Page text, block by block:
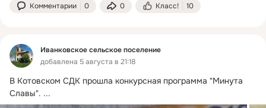
Комментарии 0 0 Класс! 10
Иванковское сельское поселение
добавлена 5 августа в 21:18
В Котовском СДК прошла конкурсная программа "Минута
Славы". ...